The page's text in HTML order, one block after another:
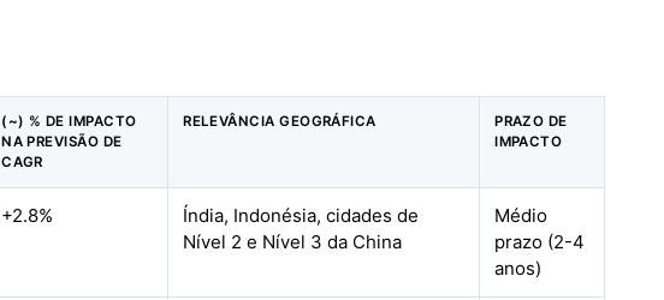
(~) % DE IMPACTO
NA PREVISÃO DE
CAGR
RELEVÂNCIA GEOGRÁFICA
PRAZO DE
IMPACTO
+2.8%
Índia, Indonésia, cidades de
Nível 2 e Nível 3 da China
Médio
prazo (2-4
anos)